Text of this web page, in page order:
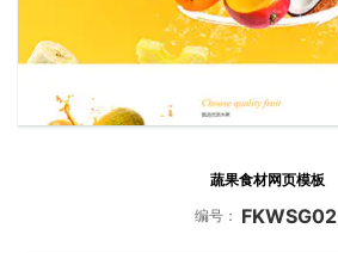
蔬果食材网页模板
编号： FKWSG02